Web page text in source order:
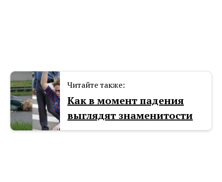
Читайте также:
Как в момент падения
выглядят знаменитости